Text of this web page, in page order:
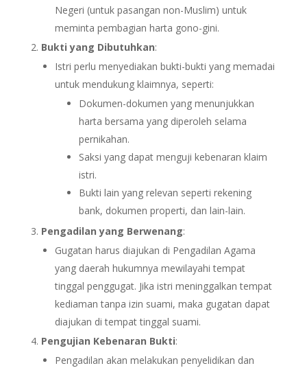
Negeri (untuk pasangan non-Muslim) untuk
meminta pembagian harta gono-gini.
Bukti yang Dibutuhkan:
Istri perlu menyediakan bukti-bukti yang memadai
untuk mendukung klaimnya, seperti:
Dokumen-dokumen yang menunjukkan
harta bersama yang diperoleh selama
pernikahan.
Saksi yang dapat menguji kebenaran klaim
istri.
Bukti lain yang relevan seperti rekening
bank, dokumen properti, dan lain-lain.
Pengadilan yang Berwenang:
Gugatan harus diajukan di Pengadilan Agama
yang daerah hukumnya mewilayahi tempat
tinggal penggugat. Jika istri meninggalkan tempat
kediaman tanpa izin suami, maka gugatan dapat
diajukan di tempat tinggal suami.
Pengujian Kebenaran Bukti:
Pengadilan akan melakukan penyelidikan dan